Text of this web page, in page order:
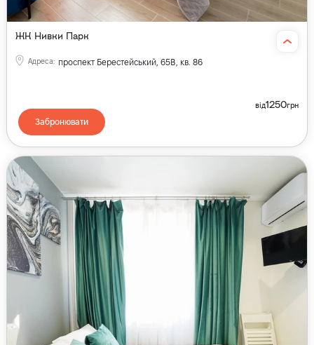
ЖК Нивки Парк
Адреса: проспект Берестейський, 65В, кв. 86
від1250грн
Забронювати